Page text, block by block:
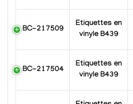
BC-217509
Etiquettes en
vinyle B439
BC-217504
Etiquettes en
vinyle B439